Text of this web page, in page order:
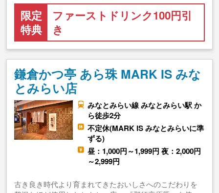
限定
特典
ファーストドリンク100円引
き
鎌倉かつ亭 あら珠 MARK IS みな
とみらい店
みなとみらい線 みなとみらい駅 か
ら徒歩2分
不定休(MARK IS みなとみらいに準
ずる)
昼：1,000円～1,999円 夜：2,000円
～2,999円
古き良き時代より育まれてきたおいしさへのこだわりを